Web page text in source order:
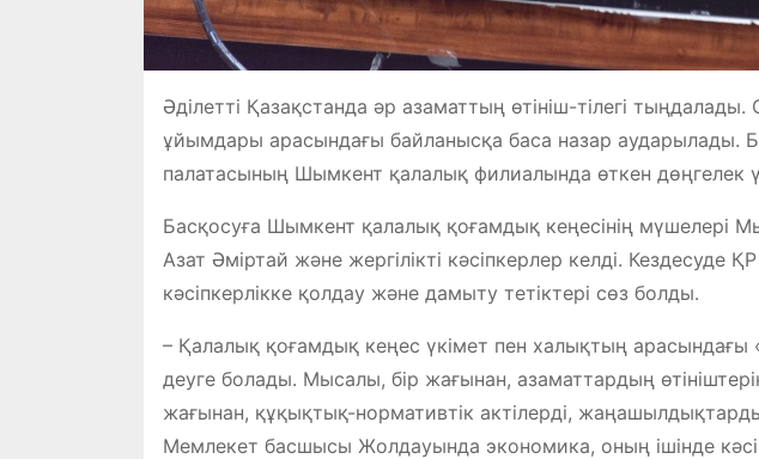
Әділетті Қазақстанда әр азаматтың өтініш-тілегі
ұйымдары арасындағы байланысқа баса назар аударылады.
палатасының Шымкент қалалық филиалында өткен
Басқосуға Шымкент қалалық қоғамдық кеңесінің мүшелері
Азат Әміртай және жергілікті кәсіпкерлер келді. Кездесуде
кәсіпкерлікке қолдау және дамыту тетіктері сөз болды.
– Қалалық қоғамдық кеңес үкімет пен халықтың арасындағы
деуге болады. Мысалы, бір жағынан, азаматтардың
жағынан, құқықтық-нормативтік актілерді,
Мемлекет басшысы Жолдауында экономика, оның ішінде